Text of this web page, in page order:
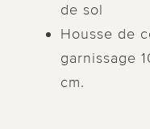
de sol
Housse de
garnissage
cm.